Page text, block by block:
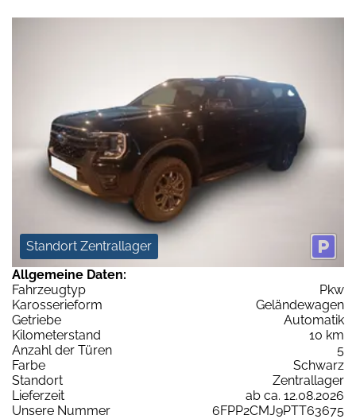
Standort Zentrallager
Allgemeine Daten:
Fahrzeugtyp
Pkw
Karosserieform
Geländewagen
Getriebe
Automatik
Kilometerstand
10 km
Anzahl der Türen
5
Farbe
Schwarz
Standort
Zentrallager
Lieferzeit
ab ca. 12.08.2026
Unsere Nummer
6FPP2CMJ9PTT63675